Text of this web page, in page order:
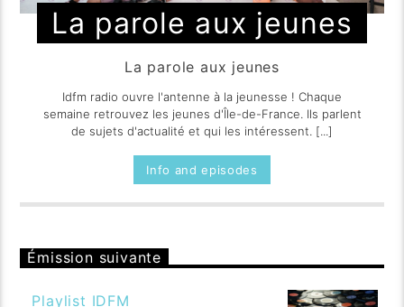
La parole aux jeunes
La parole aux jeunes
Idfm radio ouvre l'antenne à la jeunesse ! Chaque
semaine retrouvez les jeunes d'Île-de-France. Ils parlent
de sujets d'actualité et qui les intéressent. [...]
Info and episodes
Émission suivante
Playlist IDFM